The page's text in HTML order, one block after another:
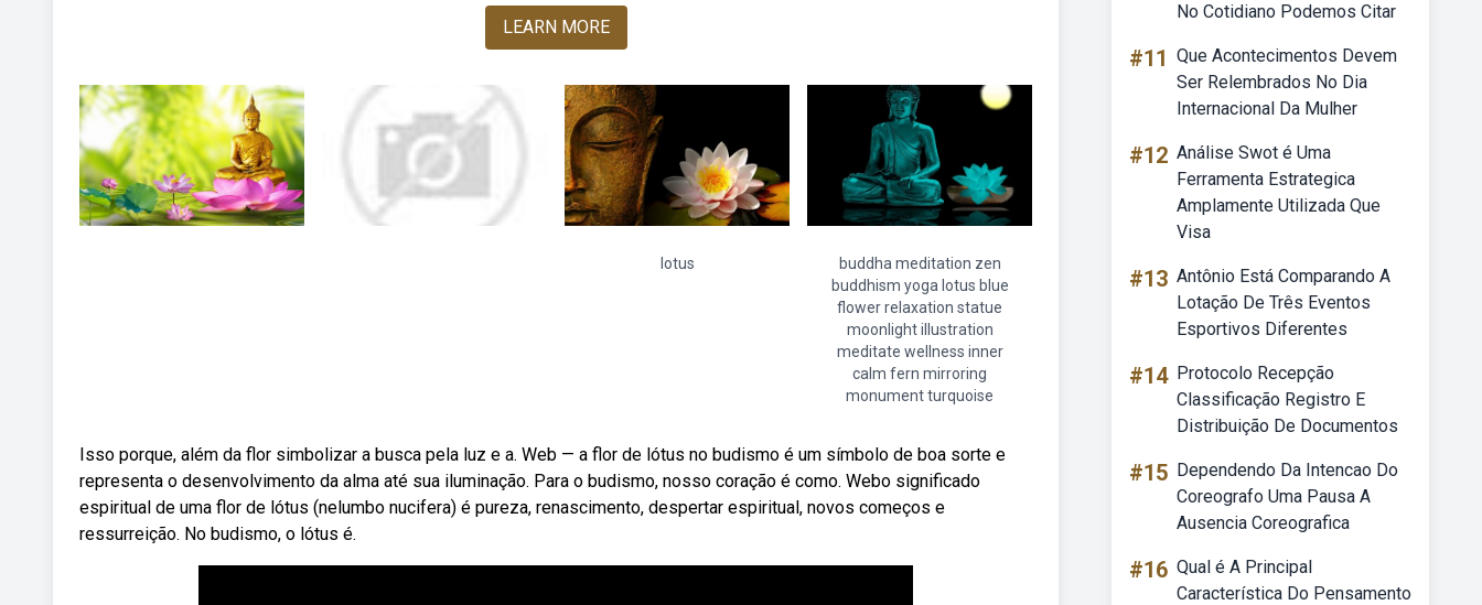
LEARN MORE
lotus
buddha meditation zen
buddhism yoga lotus blue
flower relaxation statue
moonlight illustration
meditate wellness inner
calm fern mirroring
monument turquoise
Isso porque, além da flor simbolizar a busca pela luz e a. Web — a flor de lótus no budismo é um símbolo de boa sorte e
representa o desenvolvimento da alma até sua iluminação. Para o budismo, nosso coração é como. Webo significado
espiritual de uma flor de lótus (nelumbo nucifera) é pureza, renascimento, despertar espiritual, novos começos e
ressurreição. No budismo, o lótus é.
No Cotidiano Podemos Citar
#11 Que Acontecimentos Devem
Ser Relembrados No Dia
Internacional Da Mulher
#12 Análise Swot é Uma
Ferramenta Estrategica
Amplamente Utilizada Que
Visa
#13 Antônio Está Comparando A
Lotação De Três Eventos
Esportivos Diferentes
#14 Protocolo Recepção
Classificação Registro E
Distribuição De Documentos
#15 Dependendo Da Intencao Do
Coreografo Uma Pausa A
Ausencia Coreografica
#16 Qual é A Principal
Característica Do Pensamento